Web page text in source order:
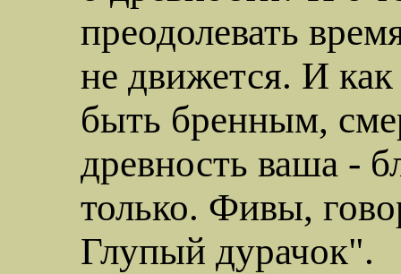
преодолевать
не движется. И
быть бренным,
древность ваша -
только. Фивы,
Глупый дурачок".